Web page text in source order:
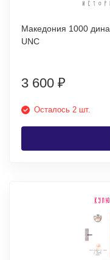
Македония 1000
UNC
3 600 ₽
Осталось 2 шт.